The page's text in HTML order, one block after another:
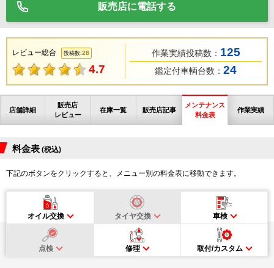
販売店に電話する
レビュー総合 投稿数:28
4.7
作業実績投稿数： 125
鑑定付車輌台数： 24
店舗詳細
販売店
レビュー
在庫一覧 販売店記事
メンテナンス
料金表
作業実績
料金表 (税込)
下記のボタンをクリックすると、メニュー別の料金表に移動できます。
オイル交換 タイヤ交換 車検
点検 修理 取付/カスタム